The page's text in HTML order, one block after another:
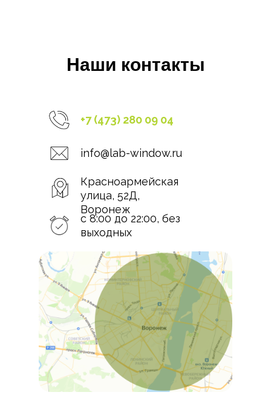
Наши контакты
+7 (473) 280 09 04
info@lab-window.ru
c 8:00 до 22:00, без
выходных
Красноармейская
улица, 52Д,
Воронеж